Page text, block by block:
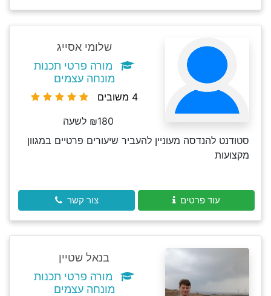
שלומי אסייג
מורה פרטי תכנות
מונחה עצמים
4 משובים
₪180 לשעה
סטודנט להנדסה מעוניין להעביר שיעורים פרטיים במגוון
מקצועות
עוד פרטים צור קשר
בנאל שטיין
מורה פרטי תכנות
מונחה עצמים